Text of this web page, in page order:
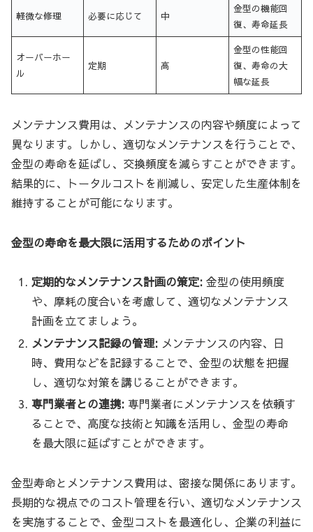
軽微な修理 必要に応じて 中
金型の機能回
復、寿命延長
オーバーホー
ル
定期 高
金型の性能回
復、寿命の大
幅な延長
メンテナンス費用は、メンテナンスの内容や頻度によって
異なります。しかし、適切なメンテナンスを行うことで、
金型の寿命を延ばし、交換頻度を減らすことができます。
結果的に、トータルコストを削減し、安定した生産体制を
維持することが可能になります。
金型の寿命を最大限に活用するためのポイント
定期的なメンテナンス計画の策定: 金型の使用頻度
や、摩耗の度合いを考慮して、適切なメンテナンス
計画を立てましょう。
メンテナンス記録の管理: メンテナンスの内容、日
時、費用などを記録することで、金型の状態を把握
し、適切な対策を講じることができます。
専門業者との連携: 専門業者にメンテナンスを依頼す
ることで、高度な技術と知識を活用し、金型の寿命
を最大限に延ばすことができます。
金型寿命とメンテナンス費用は、密接な関係にあります。
長期的な視点でのコスト管理を行い、適切なメンテナンス
を実施することで、金型コストを最適化し、企業の利益に